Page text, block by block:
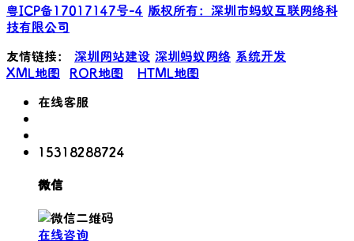
粤ICP备17017147号-4 版权所有：深圳市蚂蚁互联网络科
技有限公司
友情链接： 深圳网站建设 深圳蚂蚁网络 系统开发
XML地图
ROR地图
HTML地图
在线客服
15318288724
微信
在线咨询